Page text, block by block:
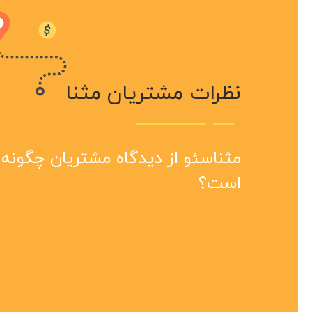
نظرات مشتریان مثنا
مثناسئو از دیدگاه مشتریان چگونه
است؟